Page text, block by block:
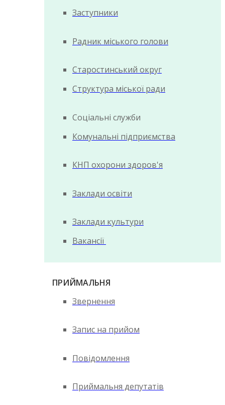
Заступники
Радник міського голови
Старостинський округ
Структура міської ради
Соціальні служби
Комунальні підприємства
КНП охорони здоров'я
Заклади освіти
Заклади культури
Вакансії
ПРИЙМАЛЬНЯ
Звернення
Запис на прийом
Повідомлення
Приймальня депутатів